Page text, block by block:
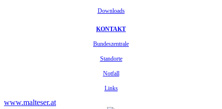
Downloads
KONTAKT
Bundeszentrale
Standorte
Notfall
Links
www.malteser.at